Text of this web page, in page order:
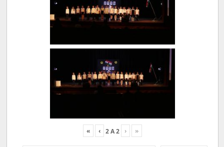
« ‹ 2A2 › »